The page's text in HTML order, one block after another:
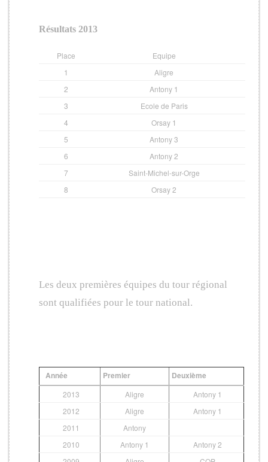
Résultats 2013
Place Equipe
1
Aligre
2
Antony 1
3
Ecole de Paris
4
Orsay 1
5
Antony 3
6
Antony 2
7
Saint-Michel-sur-Orge
8
Orsay 2
Les deux premières équipes du tour régional
sont qualifiées pour le tour national.
Année Premier Deuxième
2013 Aligre
Antony 1
2012
Aligre
Antony 1
2011
Antony
2010
Antony 1
Antony 2